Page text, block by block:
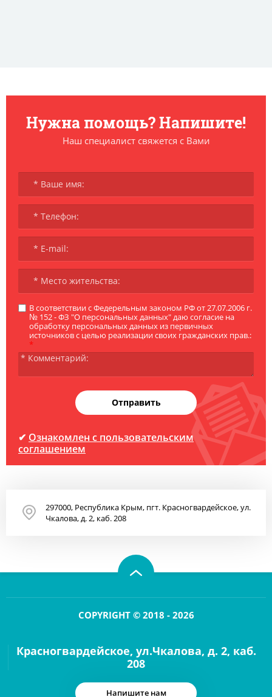
Нужна помощь? Напишите!
Наш специалист свяжется с Вами
В соответствии с Федерельным законом РФ от 27.07.2006 г.
№ 152 - ФЗ "О персональных данных" даю согласие на
обработку персональных данных из первичных
источников с целью реализации своих гражданских прав.:
*
Отправить
✔ Ознакомлен с пользовательским
соглашением
297000, Республика Крым, пгт. Красногвардейское, ул.
Чкалова, д. 2, каб. 208
COPYRIGHT © 2018 - 2026
Красногвардейское, ул.Чкалова, д. 2, каб.
208
Напишите нам